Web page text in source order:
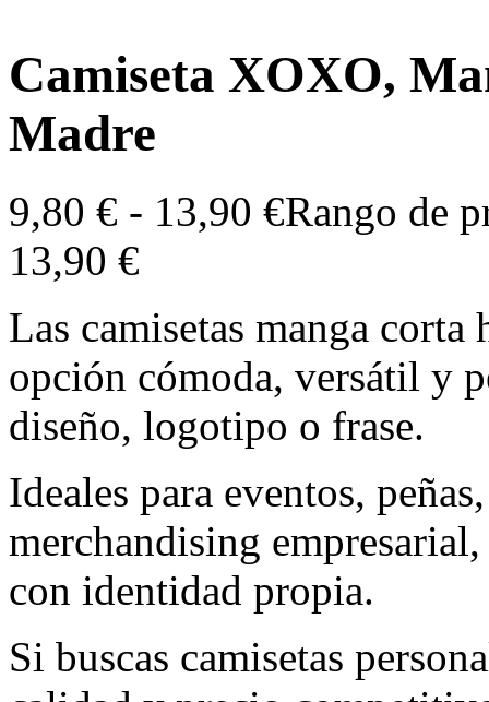
Camiseta XOXO,
Madre
9,80 € - 13,90 €Rango de
13,90 €
Las camisetas manga
opción cómoda, versátil y
diseño, logotipo o frase.
Ideales para eventos,
merchandising
con identidad propia.
Si buscas camisetas